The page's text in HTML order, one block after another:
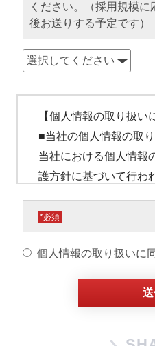
ください。（採用規模
後お送りする予定です）
【個人情報の取り扱い
■当社の個人情報の取
当社における個人情報
護方針に基づいて行わ
個人情報取得とその利
（1）お申し込みいた
*
個人情報の取り扱いに